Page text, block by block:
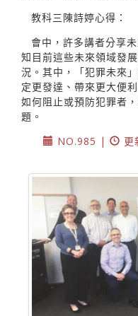
教科三陳詩婷心得：
會中，許多講者分享
知目前這些未來領域發
況。其中，「犯罪未來
定更發達、帶來更大便
如何阻止或預防犯罪者
題。
NO.985 |
更